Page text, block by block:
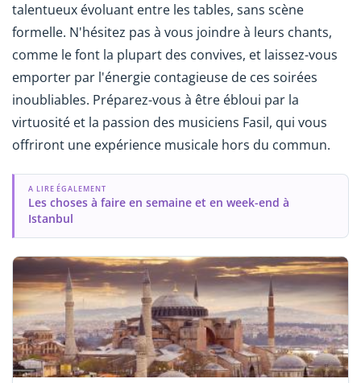
talentueux évoluant entre les tables, sans scène
formelle. N'hésitez pas à vous joindre à leurs chants,
comme le font la plupart des convives, et laissez-vous
emporter par l'énergie contagieuse de ces soirées
inoubliables. Préparez-vous à être ébloui par la
virtuosité et la passion des musiciens Fasil, qui vous
offriront une expérience musicale hors du commun.
A LIRE ÉGALEMENT
Les choses à faire en semaine et en week-end à
Istanbul